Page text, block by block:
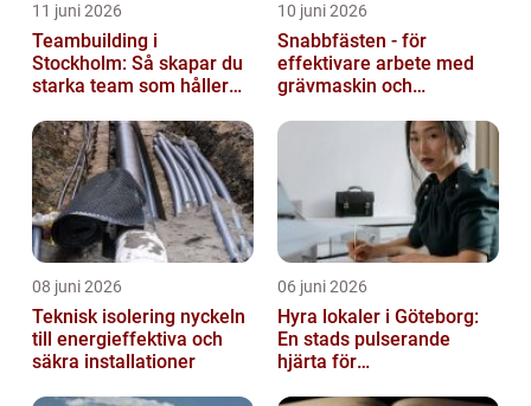
11 juni 2026
Teambuilding i
Stockholm: Så skapar du
starka team som håller
10 juni 2026
Snabbfästen - för
effektivare arbete med
grävmaskin och
08 juni 2026
Teknisk isolering nyckeln
till energieffektiva och
säkra installationer
06 juni 2026
Hyra lokaler i Göteborg:
En stads pulserande
hjärta för